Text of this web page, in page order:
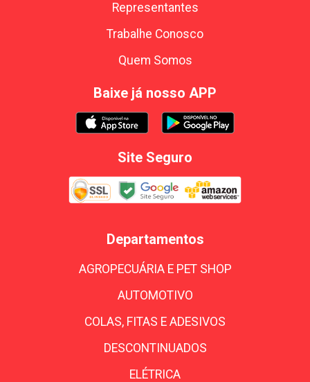
Representantes
Trabalhe Conosco
Quem Somos
Baixe já nosso APP
Site Seguro
Departamentos
AGROPECUÁRIA E PET SHOP
AUTOMOTIVO
COLAS, FITAS E ADESIVOS
DESCONTINUADOS
ELÉTRICA